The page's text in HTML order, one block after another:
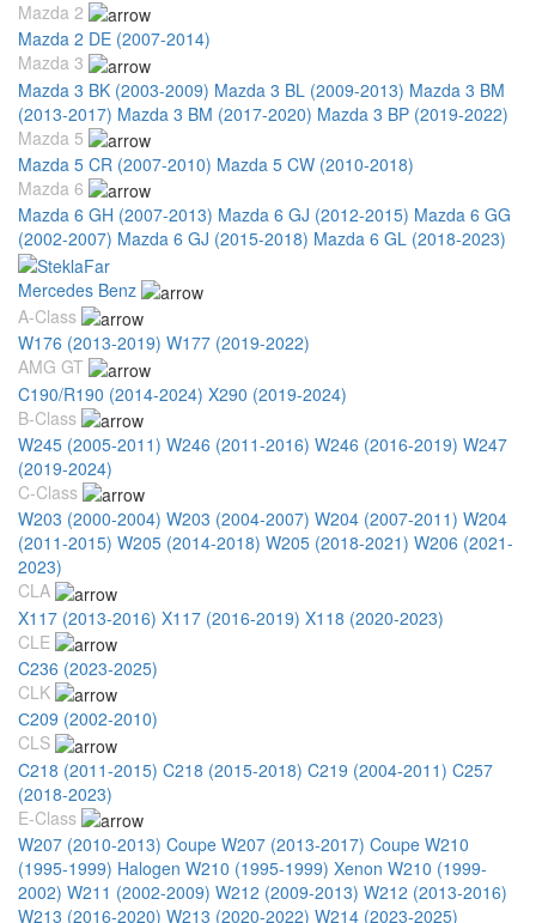
Mazda 2
Mazda 2 DE (2007-2014)
Mazda 3
Mazda 3 BK (2003-2009) Mazda 3 BL (2009-2013) Mazda 3 BM
(2013-2017) Mazda 3 BM (2017-2020) Mazda 3 BP (2019-2022)
Mazda 5
Mazda 5 CR (2007-2010) Mazda 5 CW (2010-2018)
Mazda 6
Mazda 6 GH (2007-2013) Mazda 6 GJ (2012-2015) Mazda 6 GG
(2002-2007) Mazda 6 GJ (2015-2018) Mazda 6 GL (2018-2023)
Mercedes Benz
A-Class
W176 (2013-2019) W177 (2019-2022)
AMG GT
C190/R190 (2014-2024) X290 (2019-2024)
B-Class
W245 (2005-2011) W246 (2011-2016) W246 (2016-2019) W247
(2019-2024)
C-Class
W203 (2000-2004) W203 (2004-2007) W204 (2007-2011) W204
(2011-2015) W205 (2014-2018) W205 (2018-2021) W206 (2021-
2023)
CLA
X117 (2013-2016) X117 (2016-2019) X118 (2020-2023)
CLE
C236 (2023-2025)
CLK
С209 (2002-2010)
CLS
C218 (2011-2015) C218 (2015-2018) C219 (2004-2011) C257
(2018-2023)
E-Class
W207 (2010-2013) Coupe W207 (2013-2017) Coupe W210
(1995-1999) Halogen W210 (1995-1999) Xenon W210 (1999-
2002) W211 (2002-2009) W212 (2009-2013) W212 (2013-2016)
W213 (2016-2020) W213 (2020-2022) W214 (2023-2025)